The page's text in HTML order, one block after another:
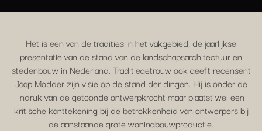
Het is een van de tradities in het vakgebied, de jaarlijkse
presentatie van de stand van de landschapsarchitectuur en
stedenbouw in Nederland. Traditiegetrouw ook geeft recensent
Jaap Modder zijn visie op de stand der dingen. Hij is onder de
indruk van de getoonde ontwerpkracht maar plaatst wel een
kritische kanttekening bij de betrokkenheid van ontwerpers bij
de aanstaande grote woningbouwproductie.